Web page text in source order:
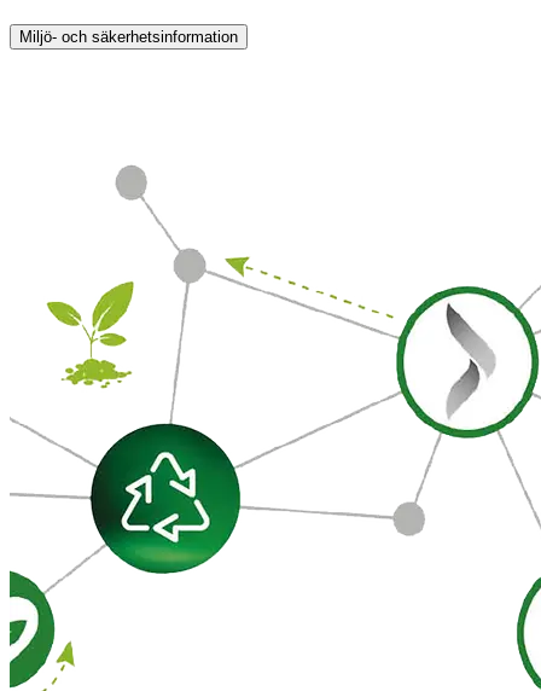
Miljö- och säkerhetsinformation